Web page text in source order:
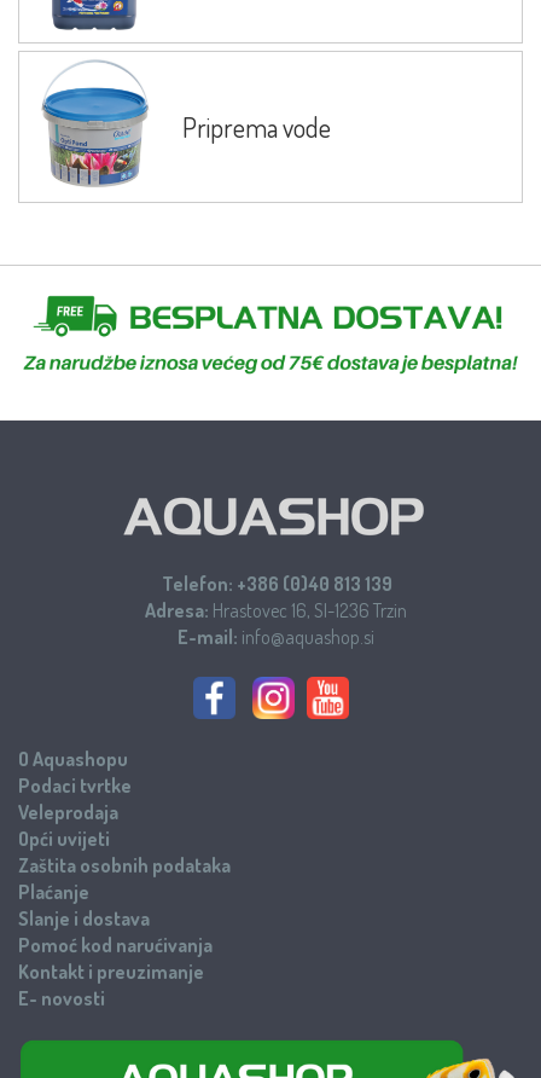
Priprema vode
Telefon: +386 (0)40 813 139
Adresa: Hrastovec 16, SI-1236 Trzin
E-mail: info@aquashop.si
O Aquashopu
Podaci tvrtke
Veleprodaja
Opći uvijeti
Zaštita osobnih podataka
Plaćanje
Slanje i dostava
Pomoć kod narućivanja
Kontakt i preuzimanje
E- novosti